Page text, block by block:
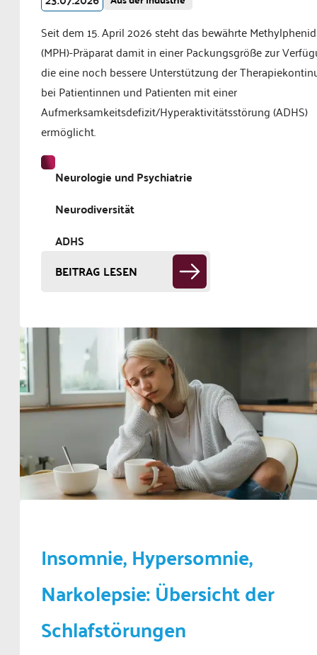
Seit dem 15. April 2026 steht das bewährte
(MPH)-Präparat damit in einer Packungsgröße zur
die eine noch bessere Unterstützung der
bei Patientinnen und Patienten mit einer
Aufmerksamkeitsdefizit/Hyperaktivitätsstörung (ADHS)
ermöglicht.
Neurologie und Psychiatrie
Neurodiversität
ADHS
BEITRAG LESEN
Insomnie, Hypersomnie,
Narkolepsie: Übersicht der
Schlafstörungen